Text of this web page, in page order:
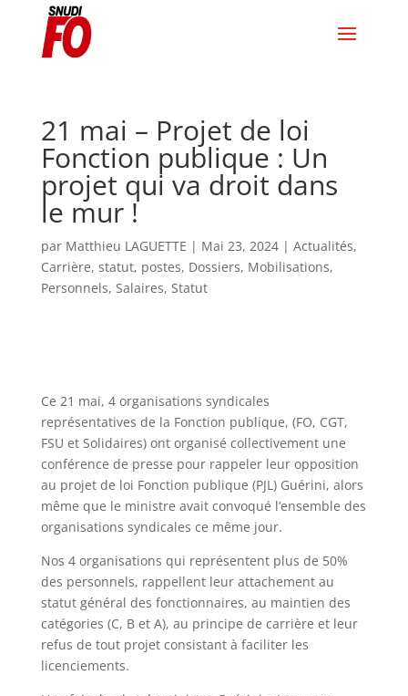
21 mai – Projet de loi
Fonction publique : Un
projet qui va droit dans
le mur !
par Matthieu LAGUETTE | Mai 23, 2024| Actualités,
Carrière, statut, postes, Dossiers, Mobilisations,
Personnels, Salaires, Statut
Ce 21 mai, 4 organisations syndicales
représentatives de la Fonction publique, (FO, CGT,
FSU et Solidaires) ont organisé collectivement une
conférence de presse pour rappeler leur opposition
au projet de loi Fonction publique (PJL) Guérini, alors
même que le ministre avait convoqué l’ensemble des
organisations syndicales ce même jour.
Nos 4 organisations qui représentent plus de 50%
des personnels, rappellent leur attachement au
statut général des fonctionnaires, au maintien des
catégories (C, B et A), au principe de carrière et leur
refus de tout projet consistant à faciliter les
licenciements.